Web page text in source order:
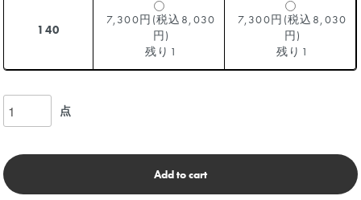
140
7,300円(税込8,030
円)
残り1
7,300円(税込8,030
円)
残り1
点
Add to cart